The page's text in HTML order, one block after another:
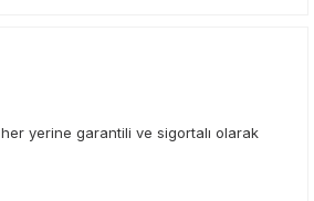
yerine garantili ve sigortalı olarak